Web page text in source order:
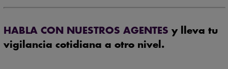
HABLA CON NUESTROS AGENTES y lleva tu
vigilancia cotidiana a otro nivel.